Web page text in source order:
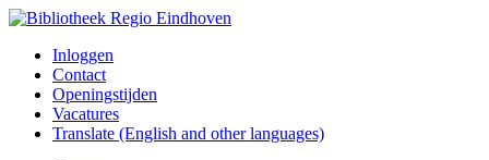
Inloggen
Contact
Openingstijden
Vacatures
Translate (English and other languages)